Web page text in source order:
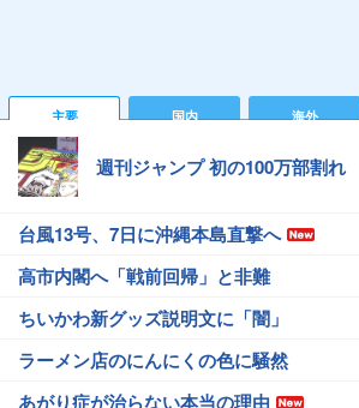
主要 国内 海外
週刊ジャンプ 初の100万部割れ
台風13号、7日に沖縄本島直撃へ
高市内閣へ「戦前回帰」と非難
ちいかわ新グッズ説明文に「闇」
ラーメン店のにんにくの色に騒然
あがり症が治らない本当の理由